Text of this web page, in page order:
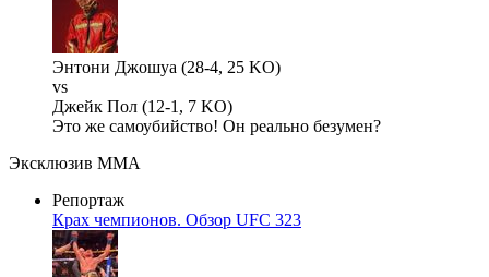
Энтони Джошуа (28-4, 25 KO)
vs
Джейк Пол (12-1, 7 KO)
Это же самоубийство! Он реально безумен?
Эксклюзив ММА
Репортаж
Крах чемпионов. Обзор UFC 323